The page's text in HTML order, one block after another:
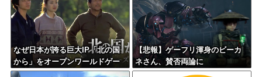
なぜ日本が誇る巨大IP「北の国
から」をオープンワールドゲー
ム化しないのか？
【悲報】ゲーフリ渾身のビーカ
ネさん、賛否両論に